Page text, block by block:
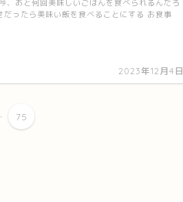
2023年12月4日
、あと何回美味しいごはんを食べられるんだろ
だったら美味い飯を食べることにする お食事
75